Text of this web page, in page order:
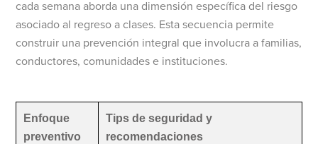
cada semana aborda una dimensión específica del riesgo
asociado al regreso a clases. Esta secuencia permite
construir una prevención integral que involucra a familias,
conductores, comunidades e instituciones.
Enfoque
preventivo
Tips de seguridad y
recomendaciones